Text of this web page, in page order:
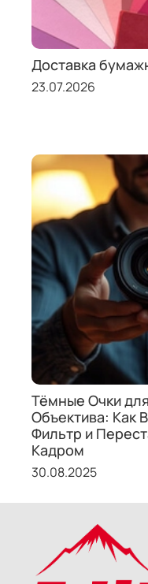
Доставка
23.07.2026
Тёмные Очки
Объектива: Как
Фильтр и
Кадром
30.08.2025